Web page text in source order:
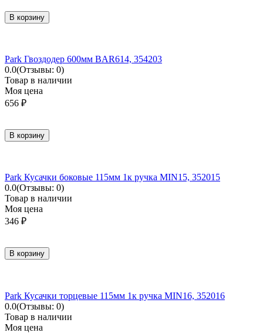
В корзину
Park Гвоздодер 600мм BAR614, 354203
0.0(Отзывы: 0)
Товар в наличии
Моя цена
656 ₽
В корзину
Park Кусачки боковые 115мм 1к ручка MIN15, 352015
0.0(Отзывы: 0)
Товар в наличии
Моя цена
346 ₽
В корзину
Park Кусачки торцевые 115мм 1к ручка MIN16, 352016
0.0(Отзывы: 0)
Товар в наличии
Моя цена